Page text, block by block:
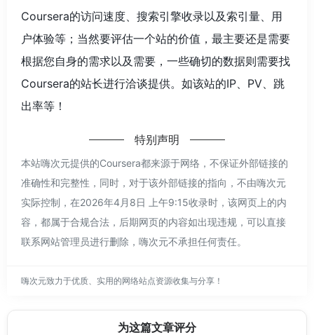
Coursera的访问速度、搜索引擎收录以及索引量、用
户体验等；当然要评估一个站的价值，最主要还是需要
根据您自身的需求以及需要，一些确切的数据则需要找
Coursera的站长进行洽谈提供。如该站的IP、PV、跳
出率等！
特别声明
本站嗨次元提供的Coursera都来源于网络，不保证外部链接的
准确性和完整性，同时，对于该外部链接的指向，不由嗨次元
实际控制，在2026年4月8日 上午9:15收录时，该网页上的内
容，都属于合规合法，后期网页的内容如出现违规，可以直接
联系网站管理员进行删除，嗨次元不承担任何责任。
嗨次元致力于优质、实用的网络站点资源收集与分享！
为这篇文章评分